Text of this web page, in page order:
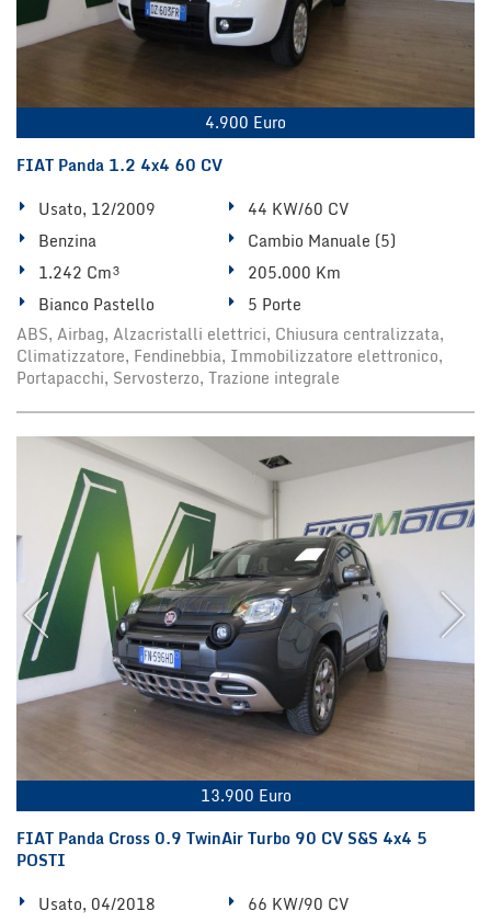
4.900 Euro
FIAT Panda 1.2 4x4 60 CV
Usato, 12/2009
44 KW/60 CV
Benzina
Cambio Manuale (5)
1.242 Cm³
205.000 Km
Bianco Pastello
5 Porte
ABS, Airbag, Alzacristalli elettrici, Chiusura centralizzata,
Climatizzatore, Fendinebbia, Immobilizzatore elettronico,
Portapacchi, Servosterzo, Trazione integrale
13.900 Euro
FIAT Panda Cross 0.9 TwinAir Turbo 90 CV S&S 4x4 5
POSTI
Usato, 04/2018
66 KW/90 CV
Cookie necessari
Cookie delle preferenze
Cookie per il miglioramento dell'esperienza utente
Cookie analitici
Leggi
la
cookie
policy
Salva
impostazioni